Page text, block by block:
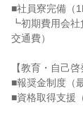
■社員寮完備（
┗初期費用会
交通費）
【教育・自己啓
■報奨金制度（
■資格取得支援